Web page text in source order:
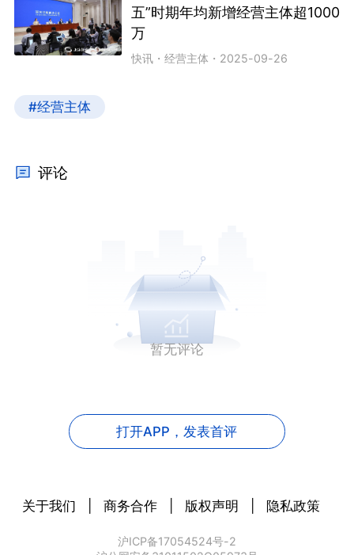
五”时期年均新增经营主体超1000
万
快讯 ・经营主体 ・ 2025-09-26
#经营主体
评论
暂无评论
打开APP， 发表首评
关于我们 商务合作 版权声明 隐私政策
沪ICP备17054524号-2